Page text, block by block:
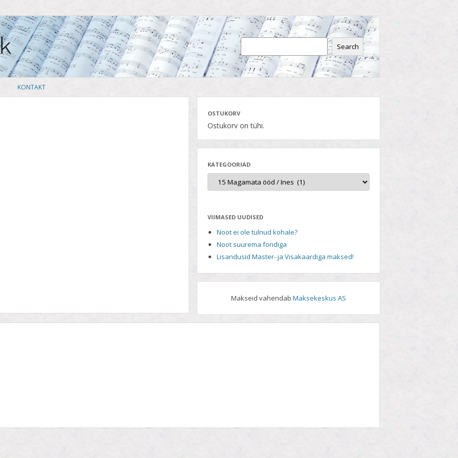
Search
content
KONTAKT
OSTUKORV
Ostukorv on tühi.
KATEGOORIAD
VIIMASED UUDISED
Noot ei ole tulnud kohale?
Noot suurema fondiga
Lisandusid Master- ja Visakaardiga maksed!
Makseid vahendabMaksekeskus AS